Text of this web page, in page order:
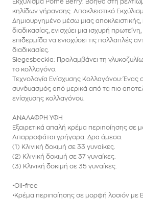
Εκχύλισμα Pome Berry: Βοηθά στη
κηλίδων γήρανσης. Αποκλειστικό
Δημιουργημένο μέσω μιας
διαδικασίας, ενισχύει μια ισχυρή
επιδερμίδα να ενισχύσει τις πολλαπλές
διαδικασίες.
Siegesbeckia: Προλαμβάνει τη
το κολλαγόνο.
Τεχνολογία Ενίσχυσης Κολλαγόνου: Ένας
συνδυασμός από μερικά από τα πιο
ενίσχυσης κολλαγόνου.
ΑΝΑΛΑΦΡΗ ΥΦΗ
Εξαιρετικά απαλή κρέμα περιποίησης σε
Απορροφάται γρήγορα. Δρα άμεσα.
(1) Κλινική δοκιμή σε 33 γυναίκες.
(2) Κλινική δοκιμή σε 37 γυναίκες.
(3) Κλινική δοκιμή σε 35 γυναίκες.
•Oil-free
•Kρέμα περιποίησης σε μορφή λοσιόν με